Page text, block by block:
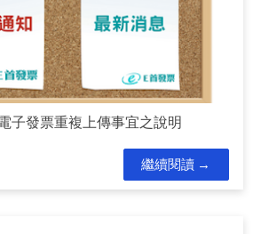
子發票重複上傳事宜之說明
繼續閱讀